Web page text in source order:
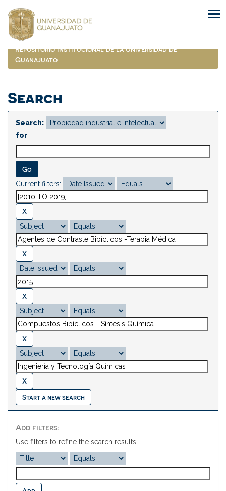
navigation
Repositorio Institucional de la Universidad de
Guanajuato
Search
Search:
for
Current filters:
Start a new search
Add filters:
Use filters to refine the search results.